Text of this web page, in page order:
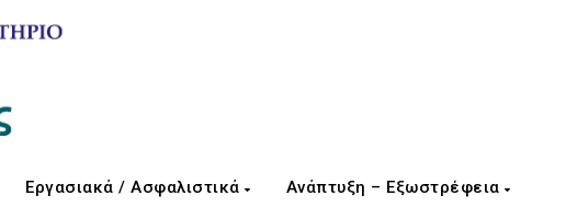
Εργασιακά / Ασφαλιστικά Ανάπτυξη – Εξωστρέφεια